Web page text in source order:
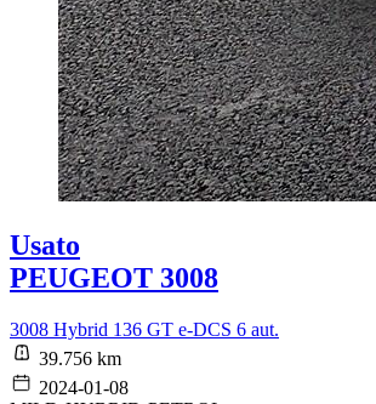
Usato
PEUGEOT 3008
3008 Hybrid 136 GT e-DCS 6 aut.
39.756 km
2024-01-08